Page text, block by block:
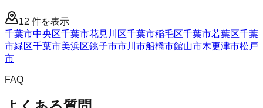
12 件を表示
千葉市中央区千葉市花見川区千葉市稲毛区千葉市若葉区千葉
市緑区千葉市美浜区銚子市市川市船橋市館山市木更津市松戸
市
FAQ